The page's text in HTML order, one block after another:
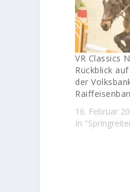
VR Classics
Rückblick
der
16. Februar
In